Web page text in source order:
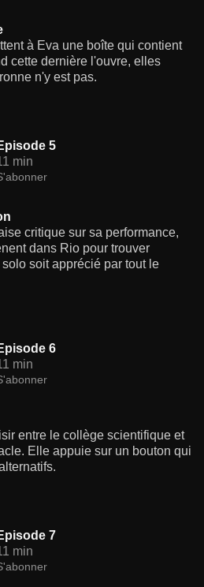
à Eva une boîte qui contient
cette dernière l'ouvre, elles
n'y est pas.
5
min
critique sur sa performance,
dans Rio pour trouver
soit apprécié par tout le
6
min
entre le collège scientifique et
Elle appuie sur un bouton qui
7
min